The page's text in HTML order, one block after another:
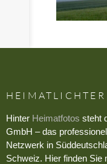
HEIMATLICHTER
Hinter Heimatfotos steht
GmbH – das
Netzwerk in
Schweiz. Hier finden Sie